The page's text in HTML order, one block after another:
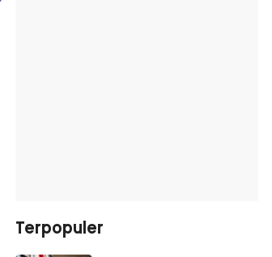
Terpopuler